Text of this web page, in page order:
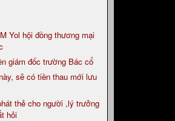
Yol hội đồng thương mại
giám đốc trường Bác cổ
sẽ có tiền thau mới lưu
thẻ cho người ,lý trưởng
hỏi